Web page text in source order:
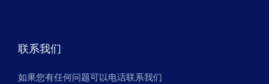
联系我们
如果您有任何问题可以电话联系我们